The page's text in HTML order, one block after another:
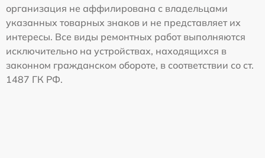
организация не аффилирована с владельцами
указанных товарных знаков и не представляет их
интересы. Все виды ремонтных работ выполняются
исключительно на устройствах, находящихся в
законном гражданском обороте, в соответствии со ст.
1487 ГК РФ.